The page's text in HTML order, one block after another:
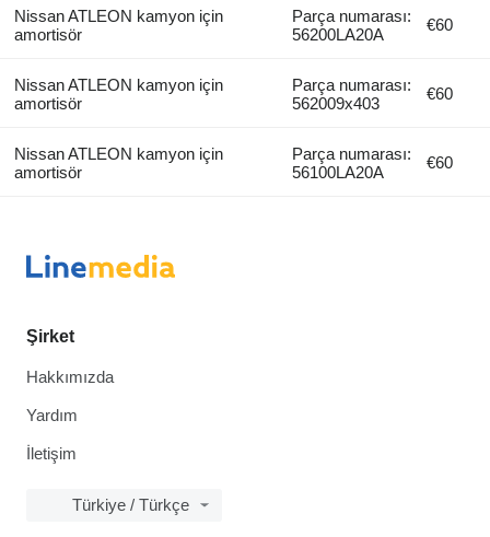
Nissan ATLEON kamyon için
amortisör
Parça numarası:
56200LA20A
€60
Nissan ATLEON kamyon için
amortisör
Parça numarası:
562009x403
€60
Nissan ATLEON kamyon için
amortisör
Parça numarası:
56100LA20A
€60
Şirket
Hakkımızda
Yardım
İletişim
Türkiye / Türkçe